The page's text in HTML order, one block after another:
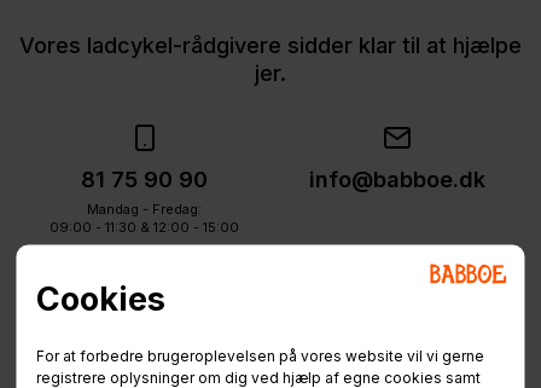
Cookies
For at forbedre brugeroplevelsen på vores website vil vi gerne
registrere oplysninger om dig ved hjælp af egne cookies samt
Vores ladcykel-rådgivere sidder klar til at hjælpe
jer.
81 75 90 90
Mandag - Fredag:
09:00 - 11:30 & 12:00 - 15:00
info@babboe.dk